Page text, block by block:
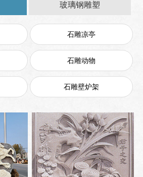
玻璃钢雕塑
石雕凉亭
石雕动物
石雕壁炉架